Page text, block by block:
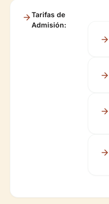
Tarifas de
Admisión: